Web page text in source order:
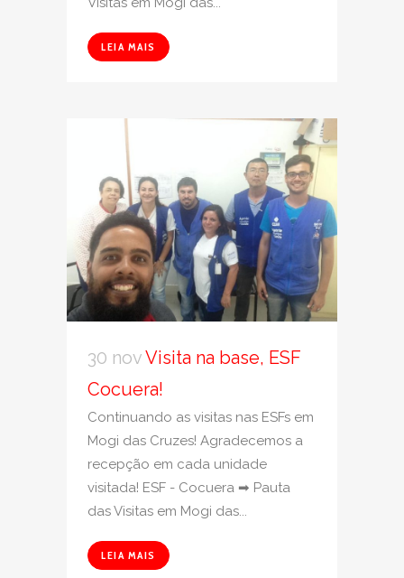
LEIA MAIS
30 novVisita na base, ESF
Cocuera!
Continuando as visitas nas ESFs em
Mogi das Cruzes! Agradecemos a
recepção em cada unidade
visitada! ESF - Cocuera ➡ Pauta
das Visitas em Mogi das...
LEIA MAIS